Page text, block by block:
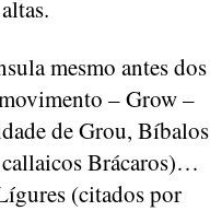
mesmo antes dos
– Grow –
de Grou, Bíbalos
callaicos Brácaros)…
(citados por